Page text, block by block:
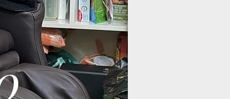
Thay da ghế
massage
OMAKING
Giá: Liên hệ
Chi tiết
Sửa ghế
massage tại
nhà
Giá:Liên hệ
Chi tiết